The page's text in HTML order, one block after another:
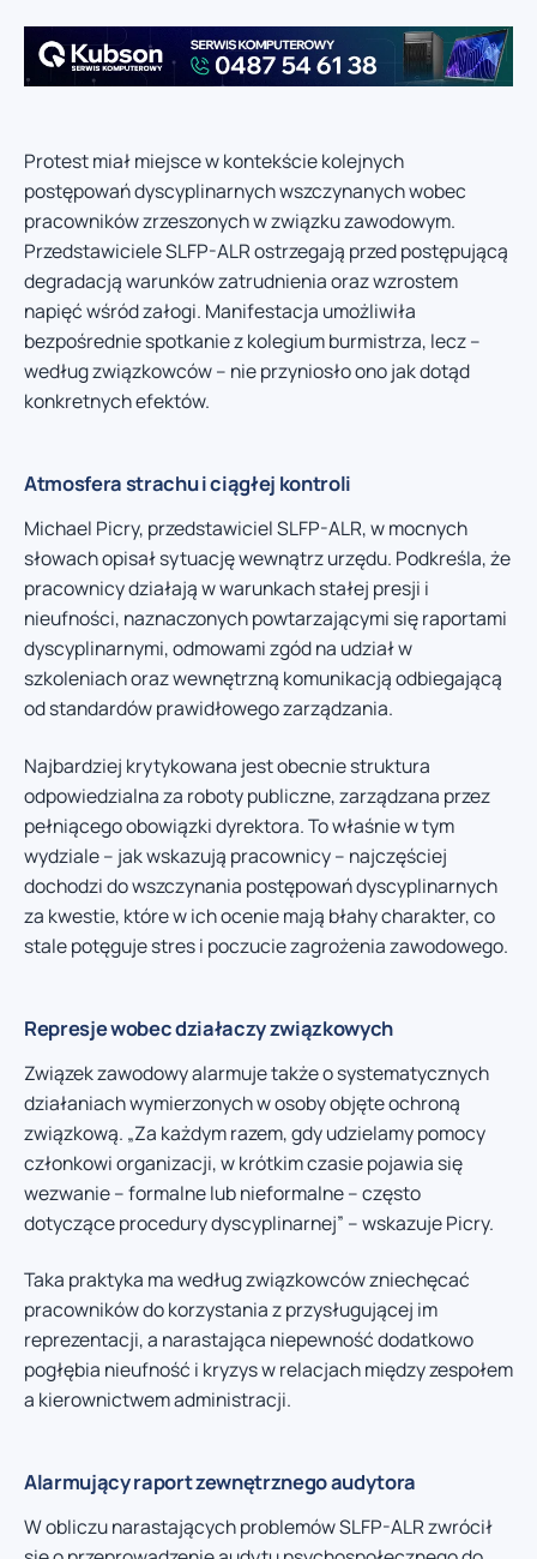
Protest miał miejsce w kontekście kolejnych
postępowań dyscyplinarnych wszczynanych wobec
pracowników zrzeszonych w związku zawodowym.
Przedstawiciele SLFP-ALR ostrzegają przed postępującą
degradacją warunków zatrudnienia oraz wzrostem
napięć wśród załogi. Manifestacja umożliwiła
bezpośrednie spotkanie z kolegium burmistrza, lecz –
według związkowców – nie przyniosło ono jak dotąd
konkretnych efektów.
Atmosfera strachu i ciągłej kontroli
Michael Picry, przedstawiciel SLFP-ALR, w mocnych
słowach opisał sytuację wewnątrz urzędu. Podkreśla, że
pracownicy działają w warunkach stałej presji i
nieufności, naznaczonych powtarzającymi się raportami
dyscyplinarnymi, odmowami zgód na udział w
szkoleniach oraz wewnętrzną komunikacją odbiegającą
od standardów prawidłowego zarządzania.
Najbardziej krytykowana jest obecnie struktura
odpowiedzialna za roboty publiczne, zarządzana przez
pełniącego obowiązki dyrektora. To właśnie w tym
wydziale – jak wskazują pracownicy – najczęściej
dochodzi do wszczynania postępowań dyscyplinarnych
za kwestie, które w ich ocenie mają błahy charakter, co
stale potęguje stres i poczucie zagrożenia zawodowego.
Represje wobec działaczy związkowych
Związek zawodowy alarmuje także o systematycznych
działaniach wymierzonych w osoby objęte ochroną
związkową. „Za każdym razem, gdy udzielamy pomocy
członkowi organizacji, w krótkim czasie pojawia się
wezwanie – formalne lub nieformalne – często
dotyczące procedury dyscyplinarnej” – wskazuje Picry.
Taka praktyka ma według związkowców zniechęcać
pracowników do korzystania z przysługującej im
reprezentacji, a narastająca niepewność dodatkowo
pogłębia nieufność i kryzys w relacjach między zespołem
a kierownictwem administracji.
Alarmujący raport zewnętrznego audytora
W obliczu narastających problemów SLFP-ALR zwrócił